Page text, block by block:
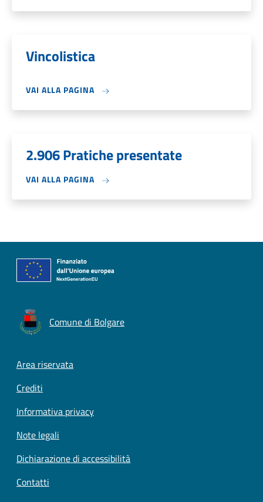
Vincolistica
VAI ALLA PAGINA
2.906 Pratiche presentate
VAI ALLA PAGINA
Comune di Bolgare
Footer menu
Area riservata
Crediti
Informativa privacy
Note legali
Dichiarazione di accessibilità
Contatti